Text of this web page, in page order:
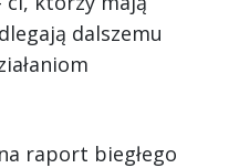
dalszemu
raport biegłego